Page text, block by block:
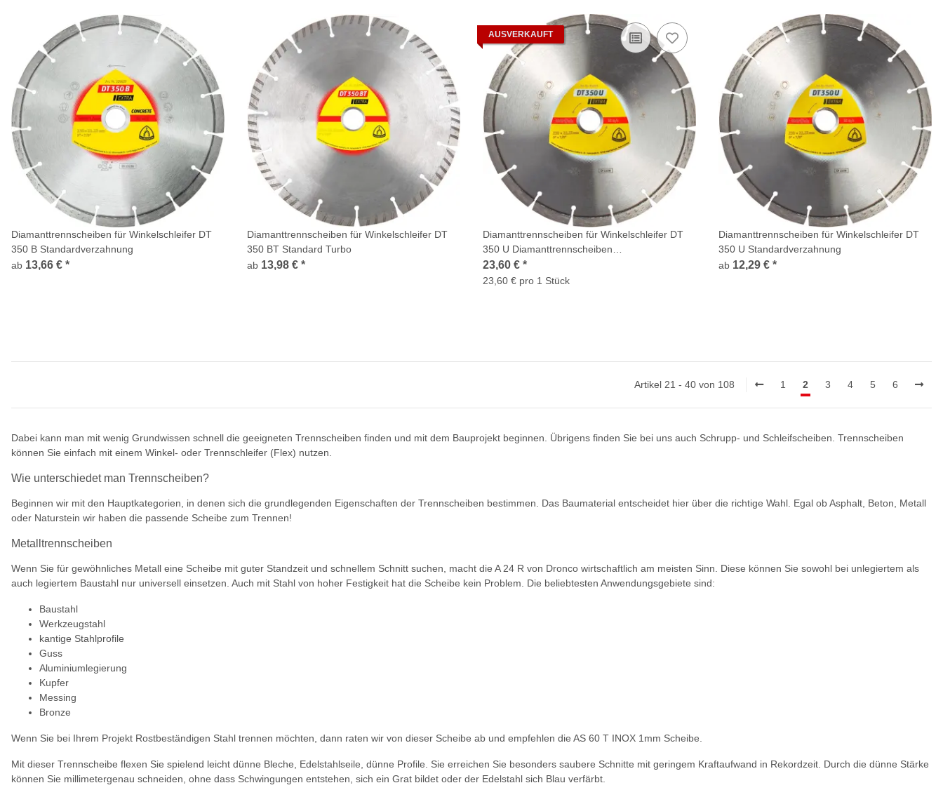
Diamanttrennscheiben für Winkelschleifer DT
350 B Standardverzahnung
ab 13,66 € *
Diamanttrennscheiben für Winkelschleifer DT
350 BT Standard Turbo
ab 13,98 € *
AUSVERKAUFT
Diamanttrennscheiben für Winkelschleifer DT
350 U Diamanttrennscheiben
150x2,4x22,23mm 11 Segmente 33x2,4x10mm
Standardverzahnung 1 Stück
23,60 € *
23,60 € pro 1 Stück
Diamanttrennscheiben für Winkelschleifer DT
350 U Standardverzahnung
ab 12,29 € *
Artikel 21 - 40 von 108 1 2 3 4 5 6
Dabei kann man mit wenig Grundwissen schnell die geeigneten Trennscheiben finden und mit dem Bauprojekt beginnen. Übrigens finden Sie bei uns auch Schrupp- und Schleifscheiben. Trennscheiben
können Sie einfach mit einem Winkel- oder Trennschleifer (Flex) nutzen.
Wie unterschiedet man Trennscheiben?
Beginnen wir mit den Hauptkategorien, in denen sich die grundlegenden Eigenschaften der Trennscheiben bestimmen. Das Baumaterial entscheidet hier über die richtige Wahl. Egal ob Asphalt, Beton, Metall
oder Naturstein wir haben die passende Scheibe zum Trennen!
Metalltrennscheiben
Wenn Sie für gewöhnliches Metall eine Scheibe mit guter Standzeit und schnellem Schnitt suchen, macht die A 24 R von Dronco wirtschaftlich am meisten Sinn. Diese können Sie sowohl bei unlegiertem als
auch legiertem Baustahl nur universell einsetzen. Auch mit Stahl von hoher Festigkeit hat die Scheibe kein Problem. Die beliebtesten Anwendungsgebiete sind:
Baustahl
Werkzeugstahl
kantige Stahlprofile
Guss
Aluminiumlegierung
Kupfer
Messing
Bronze
Wenn Sie bei Ihrem Projekt Rostbeständigen Stahl trennen möchten, dann raten wir von dieser Scheibe ab und empfehlen die AS 60 T INOX 1mm Scheibe.
Mit dieser Trennscheibe flexen Sie spielend leicht dünne Bleche, Edelstahlseile, dünne Profile. Sie erreichen Sie besonders saubere Schnitte mit geringem Kraftaufwand in Rekordzeit. Durch die dünne Stärke
können Sie millimetergenau schneiden, ohne dass Schwingungen entstehen, sich ein Grat bildet oder der Edelstahl sich Blau verfärbt.